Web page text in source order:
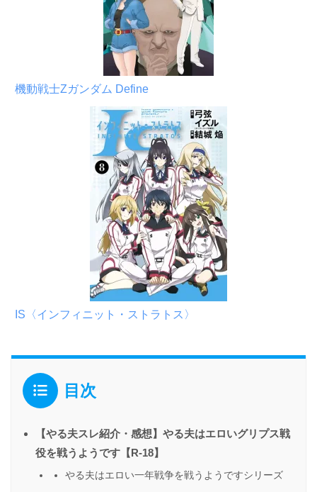
機動戦士Zガンダム Define
IS〈インフィニット・ストラトス〉
目次
【やる夫スレ紹介・感想】やる夫はエロいグリプス戦
役を戦うようです【R-18】
やる夫はエロい一年戦争を戦うようですシリーズ